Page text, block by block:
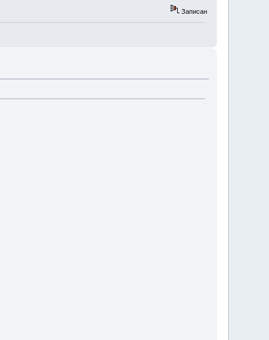
Записан